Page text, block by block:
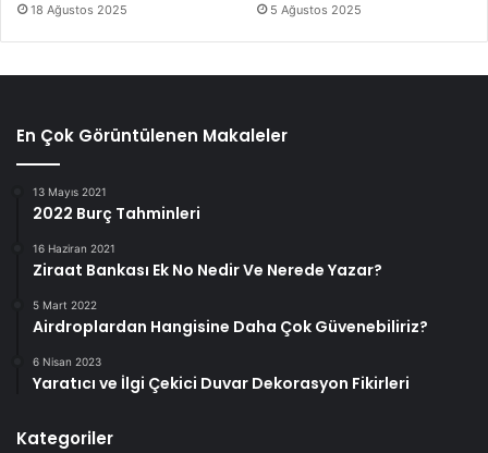
18 Ağustos 2025 5 Ağustos 2025
En Çok Görüntülenen Makaleler
13 Mayıs 2021
2022 Burç Tahminleri
16 Haziran 2021
Ziraat Bankası Ek No Nedir Ve Nerede Yazar?
5 Mart 2022
Airdroplardan Hangisine Daha Çok Güvenebiliriz?
6 Nisan 2023
Yaratıcı ve İlgi Çekici Duvar Dekorasyon Fikirleri
Kategoriler